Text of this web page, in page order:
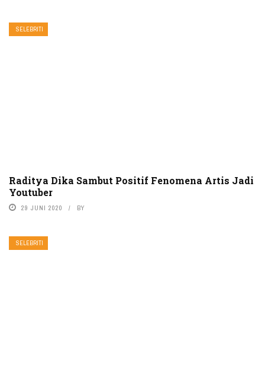
SELEBRITI
Raditya Dika Sambut Positif Fenomena Artis Jadi
Youtuber
29 JUNI 2020 BY
SELEBRITI